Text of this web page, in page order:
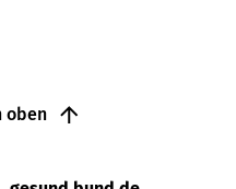
oben